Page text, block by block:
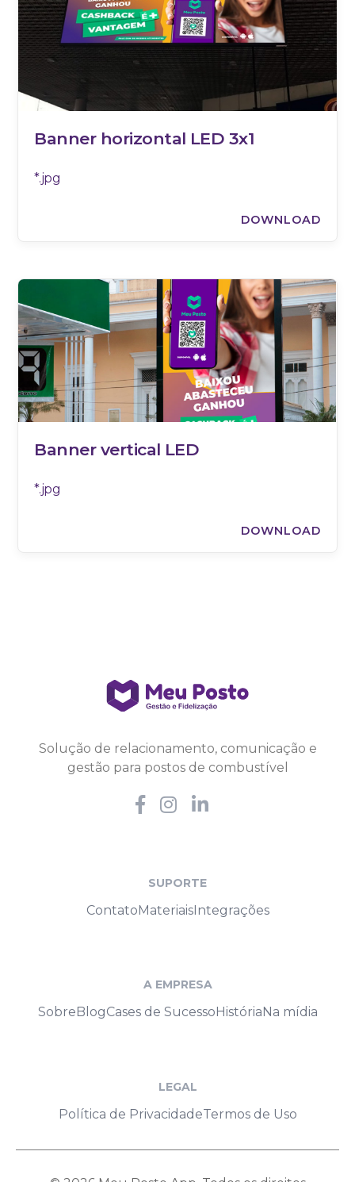
Banner horizontal LED 3x1
*.jpg
DOWNLOAD
Banner vertical LED
*.jpg
DOWNLOAD
Solução de relacionamento, comunicação e
gestão para postos de combustível
SUPORTE
ContatoMateriaisIntegrações
A EMPRESA
Sobre BlogCases de Sucesso História Na mídia
LEGAL
Política de PrivacidadeTermos de Uso